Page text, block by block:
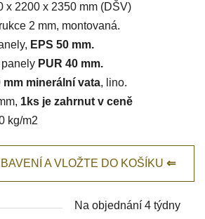
x 2200 x 2350 mm (DŠV)
2 mm, montovaná.
EPS 50 mm.
PUR 40 mm.
mm minerální vata, lino.
1ks je zahrnut v ceně
kg/m2
A VLOŽTE DO KOŠÍKU ⇐
Na objednání 4 týdny